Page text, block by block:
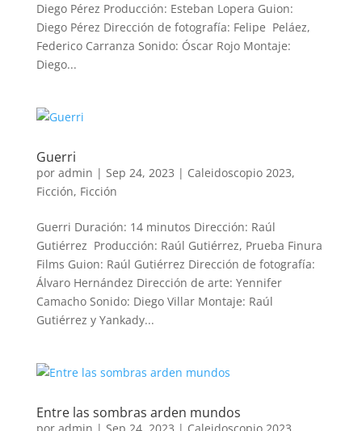
Diego Pérez Producción: Esteban Lopera Guion:
Diego Pérez Dirección de fotografía: Felipe Peláez,
Federico Carranza Sonido: Óscar Rojo Montaje:
Diego...
Guerri
por admin | Sep 24, 2023 | Caleidoscopio 2023,
Ficción, Ficción
Guerri Duración: 14 minutos Dirección: Raúl
Gutiérrez Producción: Raúl Gutiérrez, Prueba Finura
Films Guion: Raúl Gutiérrez Dirección de fotografía:
Álvaro Hernández Dirección de arte: Yennifer
Camacho Sonido: Diego Villar Montaje: Raúl
Gutiérrez y Yankady...
Entre las sombras arden mundos